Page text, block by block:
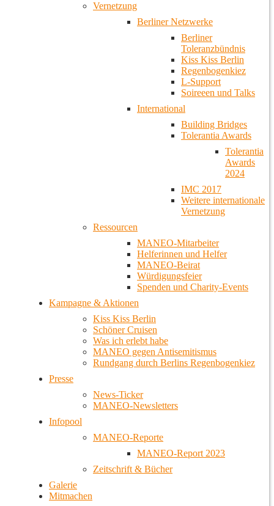
Vernetzung
Berliner Netzwerke
Berliner
Toleranzbündnis
Kiss Kiss Berlin
Regenbogenkiez
L-Support
Soireeen und Talks
International
Building Bridges
Tolerantia Awards
Tolerantia
Awards
2024
IMC 2017
Weitere internationale
Vernetzung
Ressourcen
MANEO-Mitarbeiter
Helferinnen und Helfer
MANEO-Beirat
Würdigungsfeier
Spenden und Charity-Events
Kampagne & Aktionen
Kiss Kiss Berlin
Schöner Cruisen
Was ich erlebt habe
MANEO gegen Antisemitismus
Rundgang durch Berlins Regenbogenkiez
Presse
News-Ticker
MANEO-Newsletters
Infopool
MANEO-Reporte
MANEO-Report 2023
Zeitschrift & Bücher
Galerie
Mitmachen